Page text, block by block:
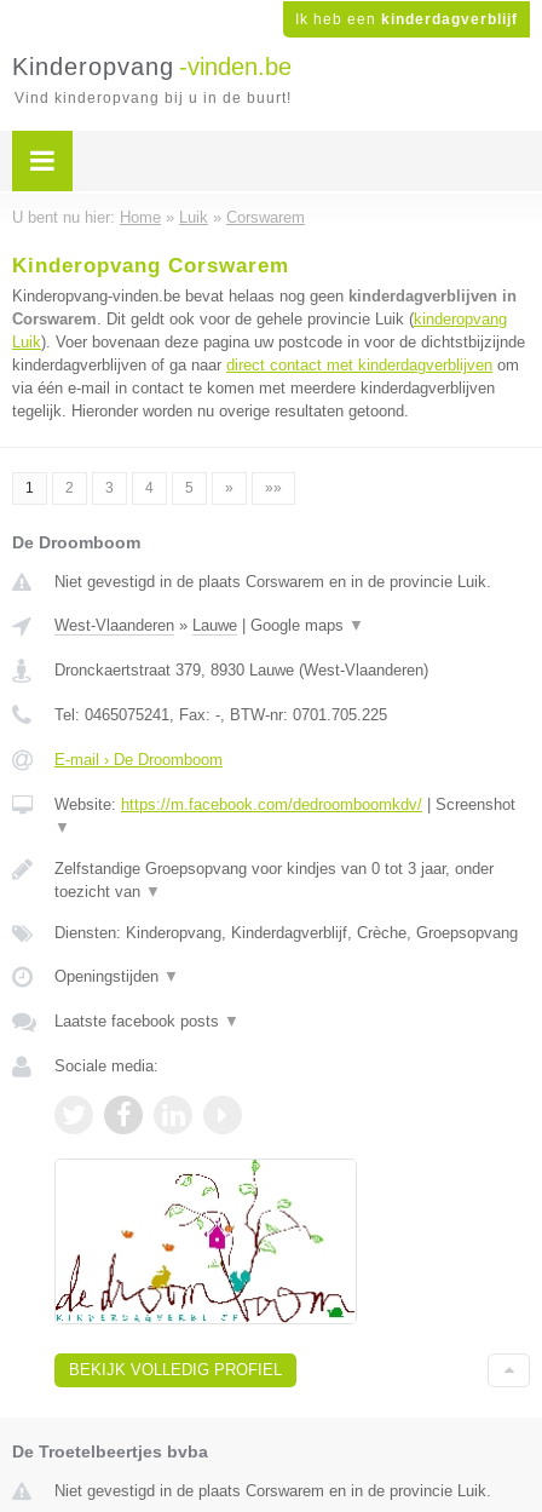
Ik heb een kinderdagverblijf
Kinderopvang -vinden.be
Vind kinderopvang bij u in de buurt!
U bent nu hier: Home » Luik » Corswarem
Kinderopvang Corswarem
Kinderopvang-vinden.be bevat helaas nog geen kinderdagverblijven in
Corswarem. Dit geldt ook voor de gehele provincie Luik (kinderopvang
Luik). Voer bovenaan deze pagina uw postcode in voor de dichtstbijzijnde
kinderdagverblijven of ga naar direct contact met kinderdagverblijven om
via één e-mail in contact te komen met meerdere kinderdagverblijven
tegelijk. Hieronder worden nu overige resultaten getoond.
1 2 3 4 5 » »»
De Droomboom
Niet gevestigd in de plaats Corswarem en in de provincie Luik.
West-Vlaanderen » Lauwe Google maps ▼
Dronckaertstraat 379, 8930 Lauwe (West-Vlaanderen)
Tel: 0465075241, Fax: -, BTW-nr: 0701.705.225
E-mail › De Droomboom
Website: https://m.facebook.com/dedroomboomkdv/
Screenshot
▼
Zelfstandige Groepsopvang voor kindjes van 0 tot 3 jaar, onder
toezicht van ▼
Diensten: Kinderopvang, Kinderdagverblijf, Crèche, Groepsopvang
Openingstijden ▼
Laatste facebook posts ▼
Sociale media:
BEKIJK VOLLEDIG PROFIEL
De Troetelbeertjes bvba
Niet gevestigd in de plaats Corswarem en in de provincie Luik.